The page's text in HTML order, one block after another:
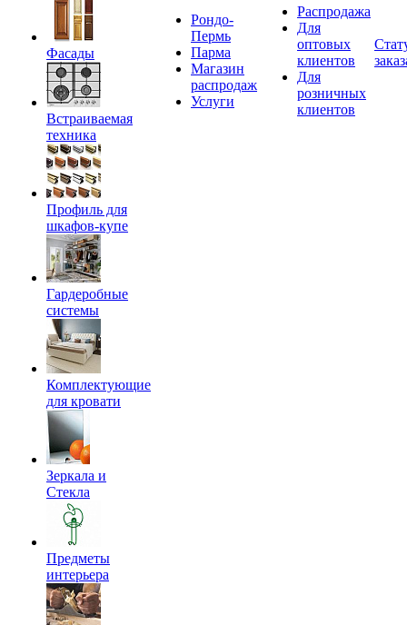
Фасады
Встраиваемая
техника
Профиль для
шкафов-купе
Гардеробные
системы
Комплектующие
для кровати
Зеркала и
Стекла
Предметы
интерьера
Рондо-
Пермь
Парма
Магазин
распродаж
Услуги
Распродажа
Для
оптовых
клиентов
Для
розничных
клиентов